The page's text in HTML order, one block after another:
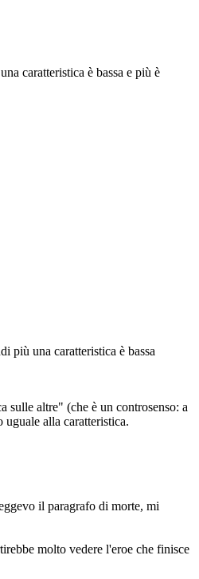
caratteristica è bassa e più è
più una caratteristica è bassa
sulle altre" (che è un controsenso: a
alla caratteristica.
il paragrafo di morte, mi
molto vedere l'eroe che finisce